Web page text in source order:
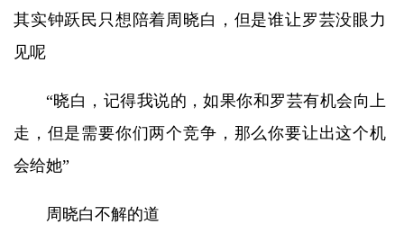
其实钟跃民只想陪着周晓白，但是谁让罗芸没眼力
见呢
“晓白，记得我说的，如果你和罗芸有机会向上
走，但是需要你们两个竞争，那么你要让出这个机
会给她”
周晓白不解的道